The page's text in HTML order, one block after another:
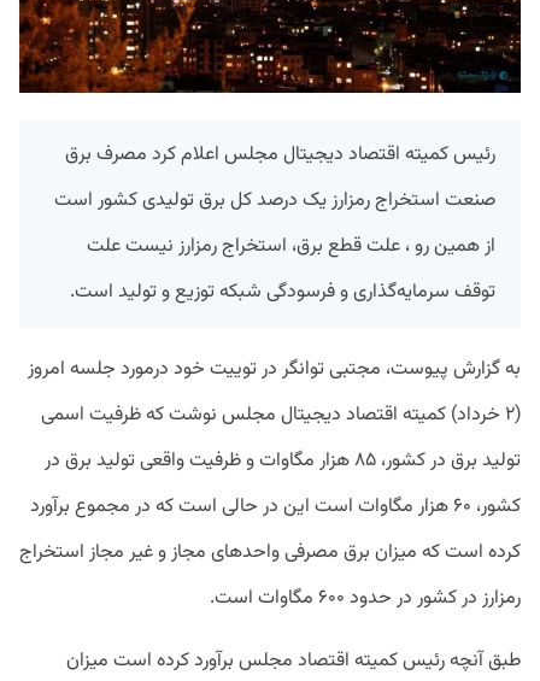
رئیس کمیته اقتصاد دیجیتال مجلس اعلام کرد مصرف برق
صنعت استخراج رمزارز یک درصد کل برق تولیدی کشور است
از همین رو ، علت قطع برق، استخراج رمزارز نیست علت
توقف سرمایه‌گذاری و فرسودگی شبکه توزیع و تولید است.
به گزارش پیوست، مجتبی توانگر در توییت خود درمورد جلسه امروز
(۲ خرداد) کمیته اقتصاد دیجیتال مجلس نوشت که ظرفیت اسمی
تولید برق در کشور، ۸۵ هزار مگاوات و ظرفیت واقعی تولید برق در
کشور، ۶۰ هزار مگاوات است این در حالی است که در مجموع برآورد
کرده است که میزان برق مصرفی واحدهای مجاز و غیر مجاز استخراج
رمزارز در کشور در حدود ۶۰۰ مگاوات است.
طبق آنچه رئیس کمیته اقتصاد مجلس برآورد کرده است میزان